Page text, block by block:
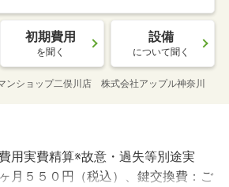
初期費用
を聞く
設備
について聞く
ンショップ二俣川店 株式会社アップル神奈川
用実費精算※故意・過失等別途実
月５５０円（税込）、鍵交換費：ご